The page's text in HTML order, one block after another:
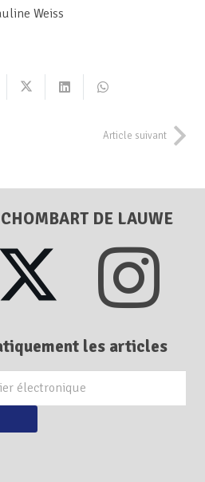
Weiss
Article suivant
DE LAUWE
les articles